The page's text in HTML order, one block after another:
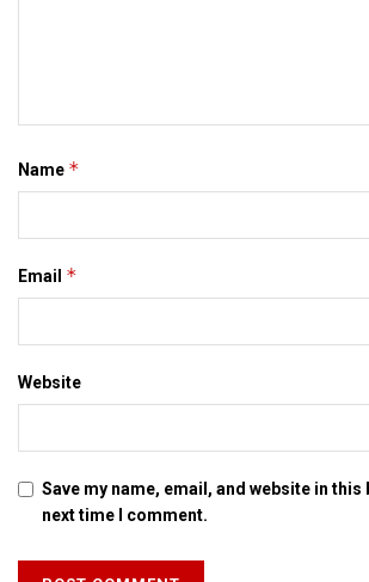
Name *
Email *
Website
Save my name, email, and website in
next time I comment.